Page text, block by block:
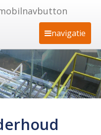
navigatie